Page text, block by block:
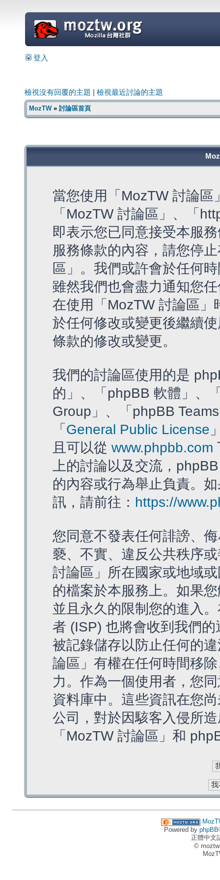
=
登入
檢視沒有回覆的主題 檢視最近討論的主題
MozTW» 討論區首頁
當您使用「MozTW 討論
「MozTW 討論區」、「
即表示您已同意接受本服
服務條款的內容，請您停
區」。我們或許會於任何
雖然我們也會盡力通知您
在使用「MozTW 討論區
於任何修改或變更後繼續
條款的修改或變更。
我們的討論區使用的是
的」、「phpBB 軟體」、
Group」、「phpBB
「 General Public License
且可以從 www.phpbb.com
上的討論以及交流，
的內容或行為舉止負責。
訊，請前往： https://
您同意不發表任何誹謗、
褻、不實、違反公共秩序
討論區」所在國家或地域
的檔案於本服務上。如果
並且永久的限制您的進入
者 (ISP) 也將會收到我們
被記錄儲存以防止任何的
論區」有權在任何時間移
力。作為一個使用者，您
資料庫中。這些資訊在您
公司，對於因駭客入侵所
「MozTW 討論區」和
Powered by phpBB
正體中文
©